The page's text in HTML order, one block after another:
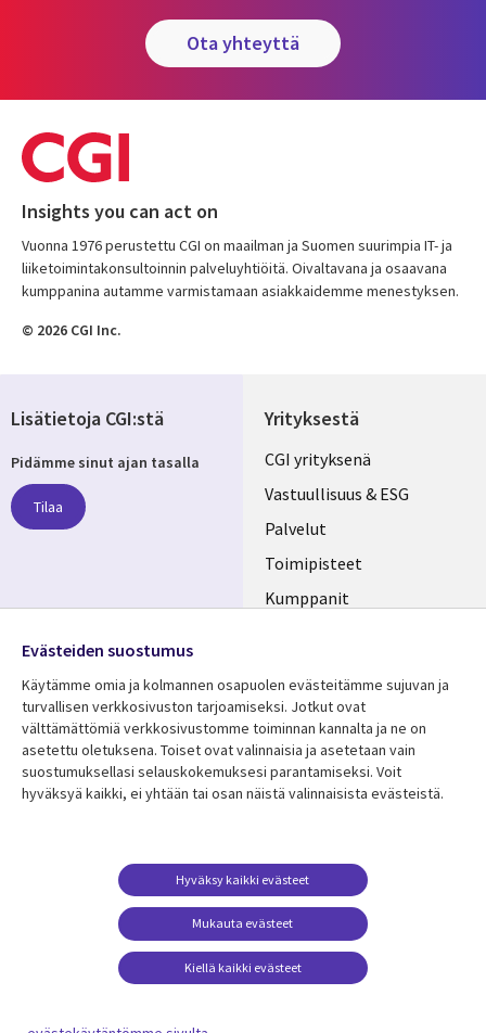
ota yhteyttä
Insights you can act on
Vuonna 1976 perustettu CGI on maailman ja Suomen suurimpia IT- ja
liiketoimintakonsultoinnin palveluyhtiöitä. Oivaltavana ja osaavana
kumppanina autamme varmistamaan asiakkaidemme menestyksen.
© 2026 CGI Inc.
Yrityksestä
Useful
links
FINLAND
CGI yrityksenä
Vastuullisuus & ESG
Palvelut
Toimipisteet
Kumppanit
Resurssikeskus
Library
FINLAND
Asiakastarinat
Lisätietoa
Legal
Tietosuoja
Käyttöehdot
Yhteystiedot
Evästeasetuksesi
Lisätietoja CGI:stä
Pidämme sinut ajan tasalla
Tilaa
Media
FINLAND
Evästeiden suostumus
Käytämme omia ja kolmannen osapuolen evästeitämme sujuvan ja
turvallisen verkkosivuston tarjoamiseksi. Jotkut ovat
välttämättömiä verkkosivustomme toiminnan kannalta ja ne on
asetettu oletuksena. Toiset ovat valinnaisia ​​ja asetetaan vain
suostumuksellasi selauskokemuksesi parantamiseksi. Voit
hyväksyä kaikki, ei yhtään tai osan näistä valinnaisista evästeistä.
Mukauta evästeet
Hyväksy kaikki evästeet
Kiellä kaikki evästeet